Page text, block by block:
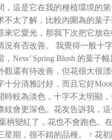
，這是它在我的種植環境的第
不太了解，比較內圍為的葉子
來它愛光，那我下次把它放
況有否改善。 我覺得一般十
Ness’ Spring Blush 的葉子
觀還有待改善，但花很大很
十分清雅討好，而且它好
時較為淡色，十字不太明顯
紋會更深色。花友告訴我，
柄變紅了，花也不會跑色。
星期，很不錯的品種。 ↑ 花